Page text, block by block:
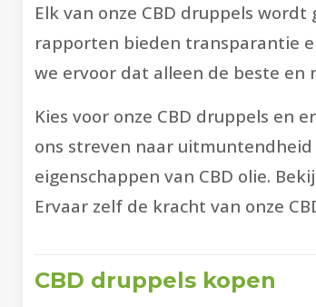
Elk van onze CBD druppels
rapporten bieden transparantie
we ervoor dat alleen de beste en
Kies voor onze CBD druppels en
ons streven naar
eigenschappen van CBD olie.
Ervaar zelf de kracht van onze
CBD druppels kopen